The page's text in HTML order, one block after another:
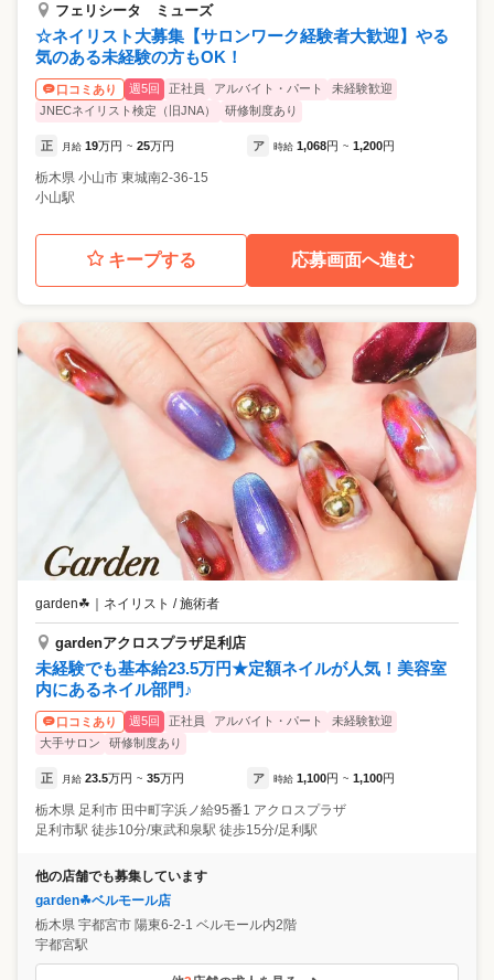
フェリシータ ミューズ
☆ネイリスト大募集【サロンワーク経験者大歓迎】やる
気のある未経験の方もOK！
口コミあり 週5回 正社員 アルバイト・パート
未経験歓迎
JNECネイリスト検定（旧JNA）
研修制度あり
正 月給 19万円 ~ 25万円 ア 時給 1,068円 ~ 1,200円
栃木県 小山市 東城南2-36-15
小山駅
キープする 応募画面へ進む
garden☘ ネイリスト / 施術者
gardenアクロスプラザ足利店
未経験でも基本給23.5万円★定額ネイルが人気！美容室
内にあるネイル部門♪
口コミあり 週5回 正社員 アルバイト・パート
未経験歓迎
大手サロン
研修制度あり
正 月給 23.5万円 ~ 35万円 ア 時給 1,100円 ~ 1,100円
栃木県 足利市 田中町字浜ノ給95番1 アクロスプラザ
足利市駅 徒歩10分/東武和泉駅 徒歩15分/足利駅
他の店舗でも募集しています
garden☘ベルモール店
栃木県 宇都宮市 陽東6-2-1 ベルモール内2階
宇都宮駅